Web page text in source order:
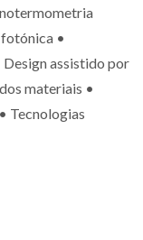
•
assistido por
materiais •
Tecnologias